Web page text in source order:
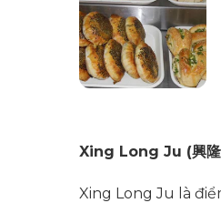
Xing Long Ju (興隆
Xing Long Ju là